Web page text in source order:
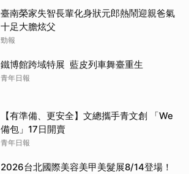
臺南榮家失智長輩化身狀元郎熱鬧迎親爸氣
十足大膽炫父
勁報
鐵博館跨域特展 藍皮列車舞臺重生
青年日報
【有準備、更安全】文總攜手青文創 「We
備包」17日開賣
青年日報
2026台北國際美容美甲美髮展8/14登場！